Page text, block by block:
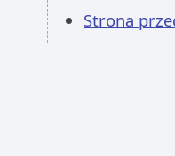
Strona